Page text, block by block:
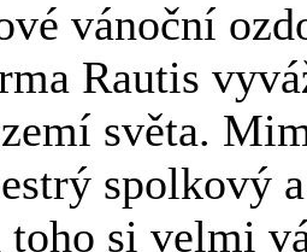
vánoční
Rautis
světa.
spolkový
toho si velmi